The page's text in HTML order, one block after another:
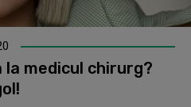
la medicul chirurg?